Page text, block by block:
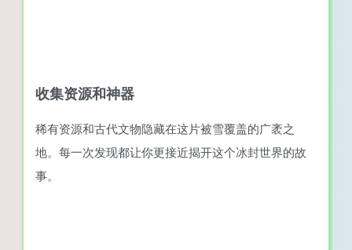
收集资源和神器
稀有资源和古代文物隐藏在这片被雪覆盖的广袤之
地。每一次发现都让你更接近揭开这个冰封世界的故
事。